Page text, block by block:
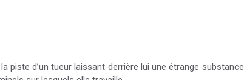
piste d’un tueur laissant derrière lui une étrange substance